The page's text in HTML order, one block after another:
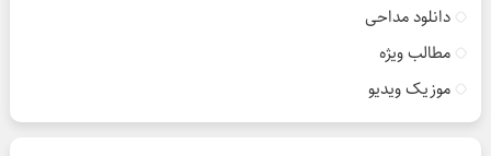
دانلود مداحی
مطالب ویژه
موزیک ویدیو